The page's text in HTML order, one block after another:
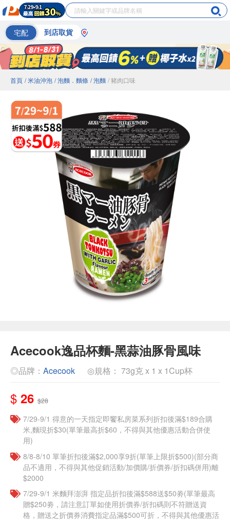
宅配 到店取貨
首頁 / 米油沖泡 / 泡麵．麵條 / 泡麵 / 豬肉口味
Acecook逸品杯麵-黑蒜油豚骨風味
◎品牌： Acecook ◎規格： 73g克 x 1 x 1Cup杯
$ 26 $28
7/29-9/1 得意的一天指定即饗私房菜系列折扣後滿$189合購
米,麵現折$30(單筆最高折$60，不得與其他優惠活動合併使
用)
8/8-8/10 單筆折扣後滿$2,000享9折(單筆上限折$500)(部分商
品不適用，不得與其他促銷活動/加價購/折價券/折扣碼併用)離
$2000
7/29-9/1 米麵拜澎湃 指定品折扣後滿$588送$50劵(單筆最高
贈$250劵，請注意訂單如使用折價券/折扣碼則不符贈送資
格，贈送之折價券消費指定品滿$500可折，不得與其他優惠活